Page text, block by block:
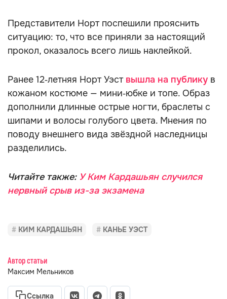
Представители Норт поспешили прояснить
ситуацию: то, что все приняли за настоящий
прокол, оказалось всего лишь наклейкой.
Ранее 12‑летняя Норт Уэст вышла на публику в
кожаном костюме — мини‑юбке и топе. Образ
дополнили длинные острые ногти, браслеты с
шипами и волосы голубого цвета. Мнения по
поводу внешнего вида звёздной наследницы
разделились.
Читайте также: У Ким Кардашьян случился
нервный срыв из-за экзамена
КИМ КАРДАШЬЯН КАНЬЕ УЭСТ
Автор статьи
Максим Мельников
Ссылка